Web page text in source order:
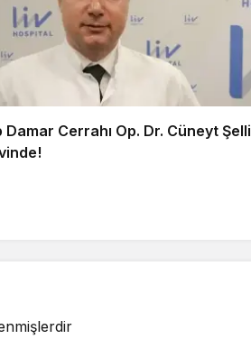
Damar Cerrahı Op. Dr. Cüneyt Şelli